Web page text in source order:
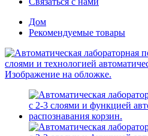
Дом
Рекомендуемые товары